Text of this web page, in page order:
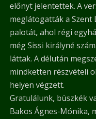
előnyt jelentettek. A
meglátogatták a Szent
palotát, ahol régi
még Sissi királyné
láttak. A délután
mindketten részvételi
helyen végzett.
Gratulálunk, büszkék
Bakos Ágnes-Mónika,